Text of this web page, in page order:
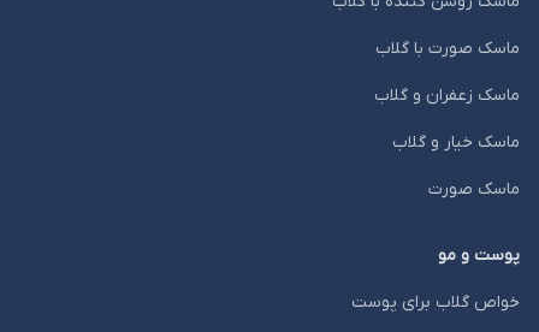
ماسک صورت با گلاب
ماسک زعفران و گلاب
ماسک خیار و گلاب
ماسک صورت
پوست و مو
خواص گلاب برای پوست